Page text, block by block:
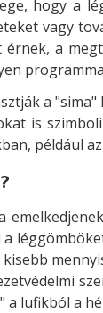
hogy a
vagy
a
a
is
például
a lufikból a